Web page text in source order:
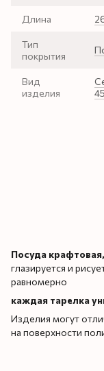
Длина
Тип
покрытия
Вид
изделия
Посуда
глазируется и
равномерно
каждая тарелка
Изделия могут
на поверхности